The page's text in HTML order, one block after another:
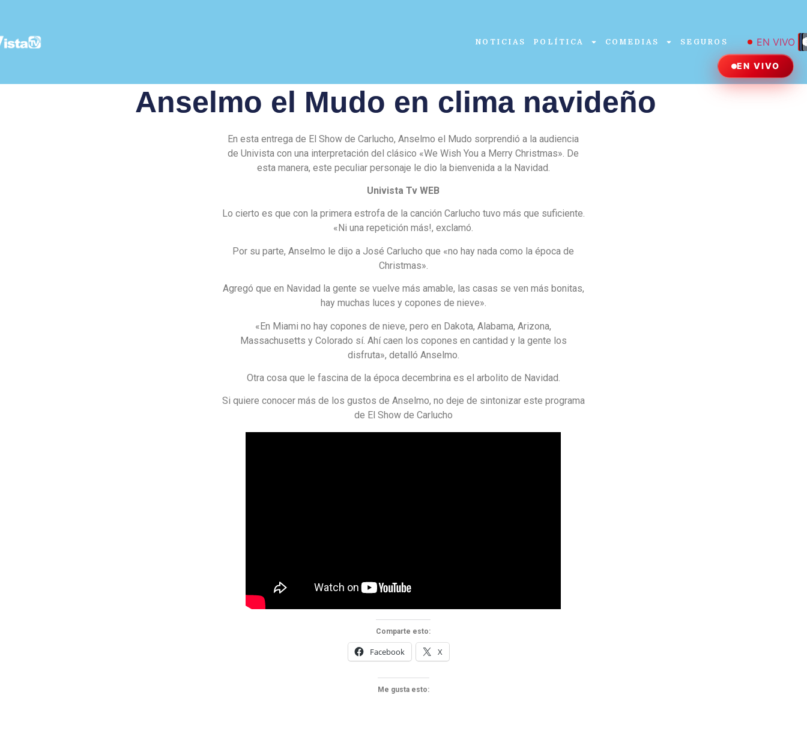
NOTICIAS POLÍTICA COMEDIAS SEGUROS EN VIVO
Anselmo el Mudo en clima navideño
En esta entrega de El Show de Carlucho, Anselmo el Mudo sorprendió a la audiencia
de Univista con una interpretación del clásico «We Wish You a Merry Christmas». De
esta manera, este peculiar personaje le dio la bienvenida a la Navidad.
Univista Tv WEB
Lo cierto es que con la primera estrofa de la canción Carlucho tuvo más que suficiente.
«Ni una repetición más!, exclamó.
Por su parte, Anselmo le dijo a José Carlucho que «no hay nada como la época de
Christmas».
Agregó que en Navidad la gente se vuelve más amable, las casas se ven más bonitas,
hay muchas luces y copones de nieve».
«En Miami no hay copones de nieve, pero en Dakota, Alabama, Arizona,
Massachusetts y Colorado sí. Ahí caen los copones en cantidad y la gente los
disfruta», detalló Anselmo.
Otra cosa que le fascina de la época decembrina es el arbolito de Navidad.
Si quiere conocer más de los gustos de Anselmo, no deje de sintonizar este programa
de El Show de Carlucho
Comparte esto:
Facebook X
Me gusta esto:
EN VIVO